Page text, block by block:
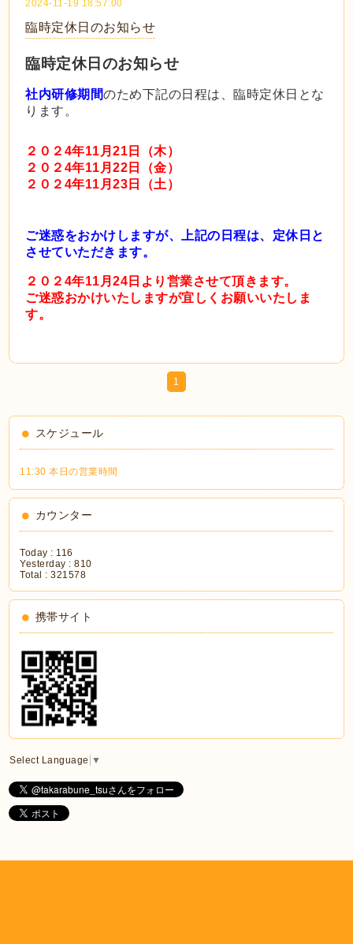
2024-11-19 18:57:00
臨時定休日のお知らせ
臨時定休日のお知らせ
社内研修期間のため下記の日程は、臨時定休日とな
ります。
２０２4年11月21日（木）
２０２4年11月22日（金）
２０２4年11月23日（土）
ご迷惑をおかけしますが、上記の日程は、定休日と
させていただきます。
２０２4年11月24日より営業させて頂きます。
ご迷惑おかけいたしますが宜しくお願いいたしま
す。
1
スケジュール
11:30 本日の営業時間
カウンター
Today : 116
Yesterday :810
Total :321578
携帯サイト
Select Language ▼